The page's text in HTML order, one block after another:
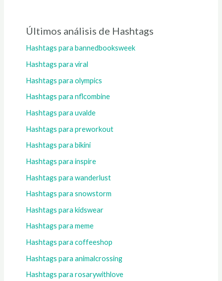
Últimos análisis de Hashtags
Hashtags para bannedbooksweek
Hashtags para viral
Hashtags para olympics
Hashtags para nflcombine
Hashtags para uvalde
Hashtags para preworkout
Hashtags para bikini
Hashtags para inspire
Hashtags para wanderlust
Hashtags para snowstorm
Hashtags para kidswear
Hashtags para meme
Hashtags para coffeeshop
Hashtags para animalcrossing
Hashtags para rosarywithlove